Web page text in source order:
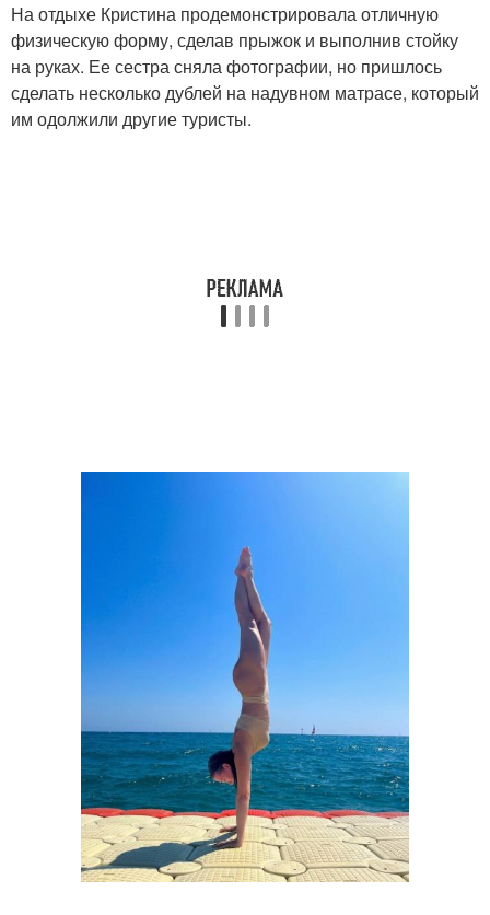
На отдыхе Кристина продемонстрировала отличную
физическую форму, сделав прыжок и выполнив стойку
на руках. Ее сестра сняла фотографии, но пришлось
сделать несколько дублей на надувном матрасе, который
им одолжили другие туристы.